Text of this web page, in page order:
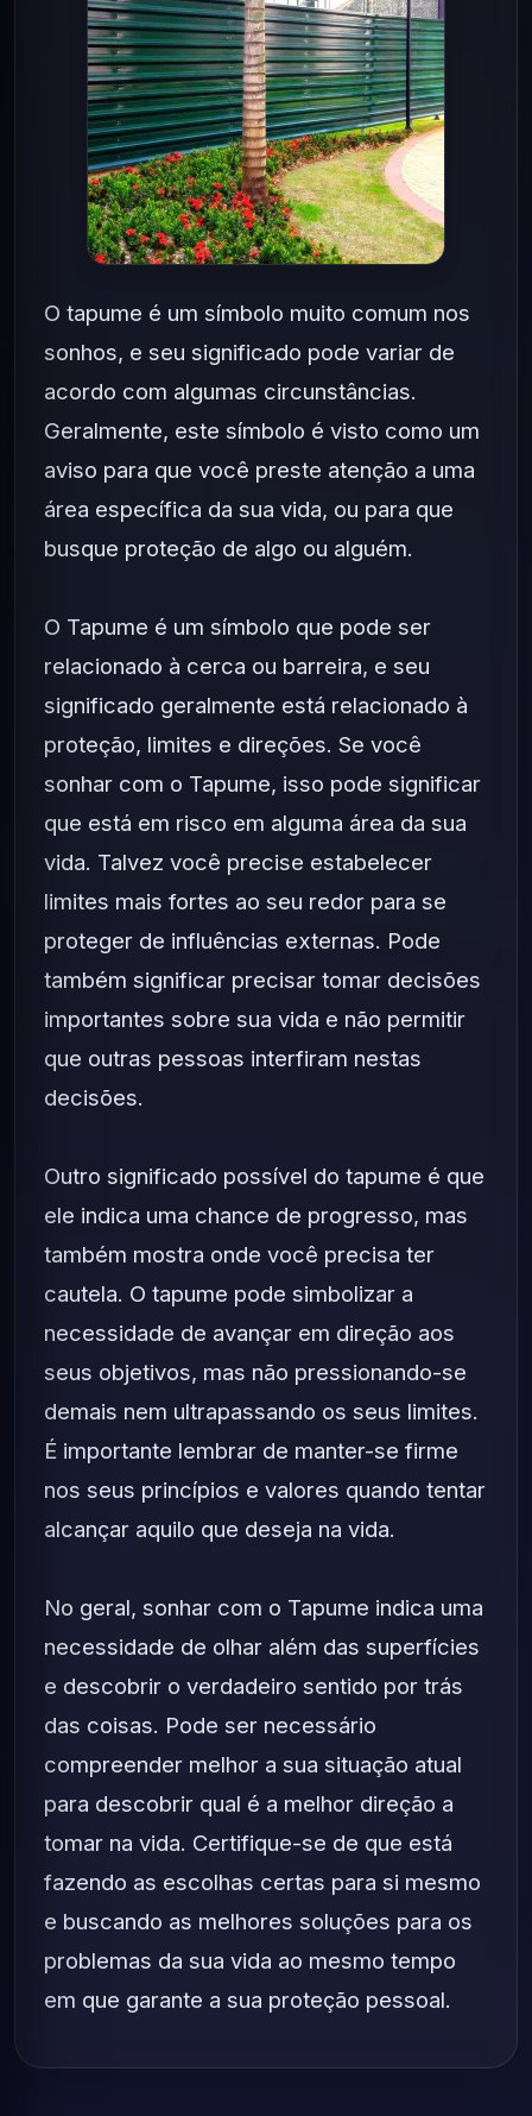
O tapume é um símbolo muito comum nos
sonhos, e seu significado pode variar de
acordo com algumas circunstâncias.
Geralmente, este símbolo é visto como um
aviso para que você preste atenção a uma
área específica da sua vida, ou para que
busque proteção de algo ou alguém.
O Tapume é um símbolo que pode ser
relacionado à cerca ou barreira, e seu
significado geralmente está relacionado à
proteção, limites e direções. Se você
sonhar com o Tapume, isso pode significar
que está em risco em alguma área da sua
vida. Talvez você precise estabelecer
limites mais fortes ao seu redor para se
proteger de influências externas. Pode
também significar precisar tomar decisões
importantes sobre sua vida e não permitir
que outras pessoas interfiram nestas
decisões.
Outro significado possível do tapume é que
ele indica uma chance de progresso, mas
também mostra onde você precisa ter
cautela. O tapume pode simbolizar a
necessidade de avançar em direção aos
seus objetivos, mas não pressionando-se
demais nem ultrapassando os seus limites.
É importante lembrar de manter-se firme
nos seus princípios e valores quando tentar
alcançar aquilo que deseja na vida.
No geral, sonhar com o Tapume indica uma
necessidade de olhar além das superfícies
e descobrir o verdadeiro sentido por trás
das coisas. Pode ser necessário
compreender melhor a sua situação atual
para descobrir qual é a melhor direção a
tomar na vida. Certifique-se de que está
fazendo as escolhas certas para si mesmo
e buscando as melhores soluções para os
problemas da sua vida ao mesmo tempo
em que garante a sua proteção pessoal.